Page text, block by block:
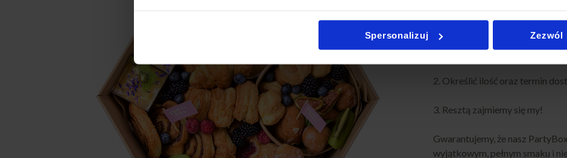
Spersonalizuj Zezwól
1. Wystarczy wejść na naszą
zestaw
2. Określić ilość oraz termin
3. Resztą zajmiemy się my!
Gwarantujemy, że nasz
wyjątkowym, pełnym smaku i